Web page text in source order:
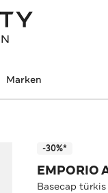
Marken
-30%*
EMPORIO
Basecap